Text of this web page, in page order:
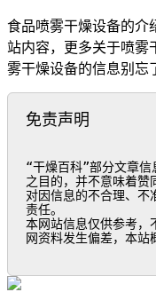
食品喷雾干燥设备的介
站内容，更多关于喷雾
雾干燥设备的信息别忘
免责声明
“干燥百科”部分文章
之目的，并不意味着赞
对因信息的不合理、不
责任。
本网站信息仅供参考
网资料发生偏差，本站